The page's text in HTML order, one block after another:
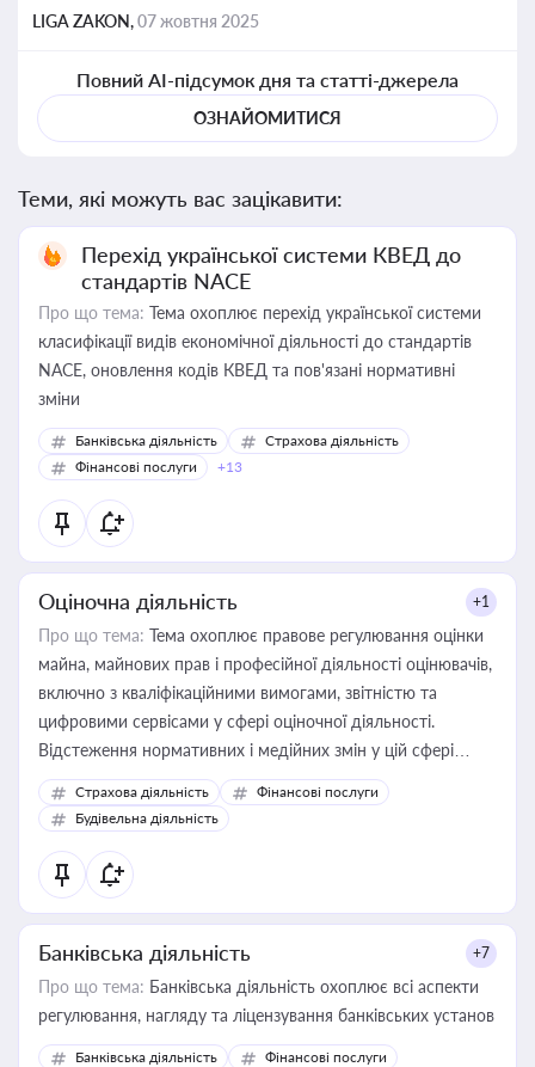
LIGA ZAKON,07 жовтня 2025
Повний AI-підсумок дня та статті-джерела
ОЗНАЙОМИТИСЯ
Теми, які можуть вас зацікавити:
Перехід української системи КВЕД до
стандартів NACE
Про що тема: Тема охоплює перехід української системи
класифікації видів економічної діяльності до стандартів
NACE, оновлення кодів КВЕД та пов'язані нормативні
зміни
Банківська діяльність
Страхова діяльність
Фінансові послуги
+13
Оціночна діяльність +1
Про що тема: Тема охоплює правове регулювання оцінки
майна, майнових прав і професійної діяльності оцінювачів,
включно з кваліфікаційними вимогами, звітністю та
цифровими сервісами у сфері оціночної діяльності.
Відстеження нормативних і медійних змін у цій сфері
корисне для власника бізнесу, керівника, юриста або
бухгалтера під час оподаткування, приватизації, оренди
державного майна, корпоративних угод і перевірки
статусу суб'єктів оціночної діяльності
Страхова діяльність
Фінансові послуги
Будівельна діяльність
Банківська діяльність +7
Про що тема: Банківська діяльність охоплює всі аспекти
регулювання, нагляду та ліцензування банківських установ
Банківська діяльність Фінансові послуги